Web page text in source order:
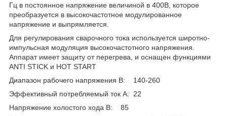
Гц в постоянное напряжение величиной в 400В, которое
преобразуется в высокочастотное модулированное
напряжение и выпрямляется.
Для регулирования сварочного тока используется широтно-
импульсная модуляция высокочастотного напряжения.
Аппарат имеет защиту от перегрева, и оснащен функциями
ANTI STICK и HOT START
Диапазон рабочего напряжения В: 140-260
Эффективный потребляемый ток А: 22
Напряжение холостого хода В: 85